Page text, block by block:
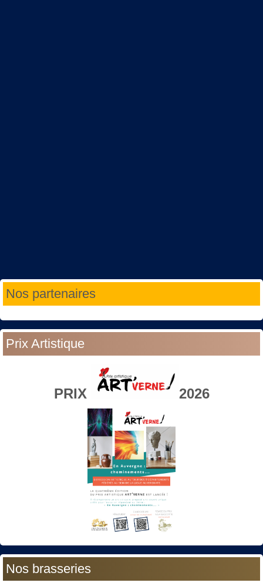
Nos partenaires
Prix Artistique
PRIX 2026
Nos brasseries
Année
précédente
Mois
précédent
Année
suivante
Mois
suivant